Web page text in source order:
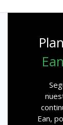
Ean,